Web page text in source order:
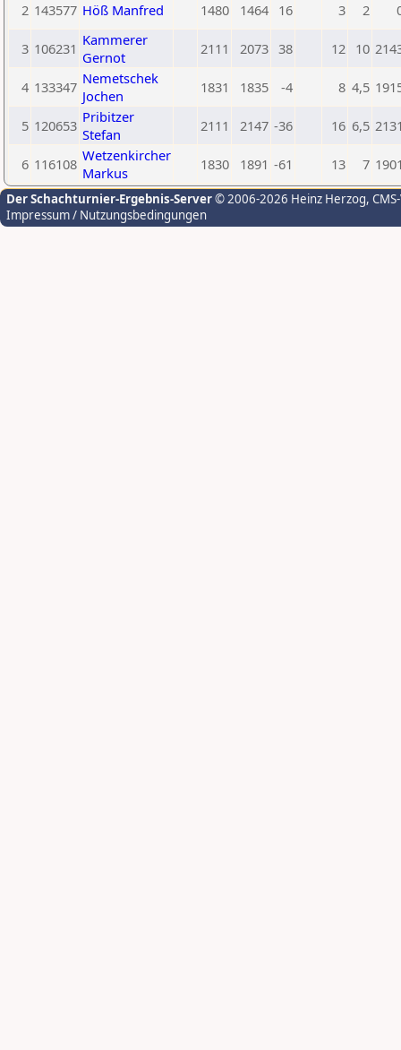
2 143577 Höß Manfred 1480 1464 16 3 2
3 106231 Kammerer
Gernot
2111 2073 38 12 10
4 133347 Nemetschek
Jochen
1831 1835 -4 8 4,5
5 120653 Pribitzer
Stefan
2111 2147 -36 16 6,5
6 116108 Wetzenkircher
Markus
1830 1891 -61 13 7
Der Schachturnier-Ergebnis-Server© 2006-2026 Heinz Herzog,
Impressum / Nutzungsbedingungen